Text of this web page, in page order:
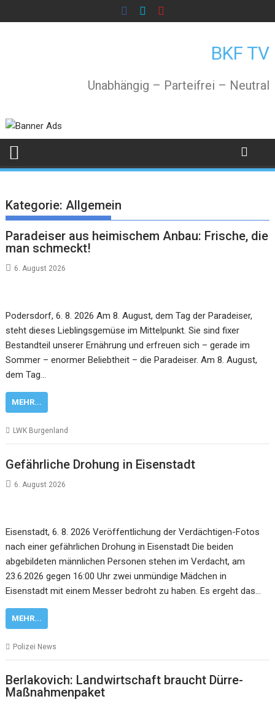
to
BKF TV
Unabhängig – Parteifrei – Neutral
Kategorie:Allgemein
Paradeiser aus heimischem Anbau: Frische, die
man schmeckt!
6. August 2026
Podersdorf, 6. 8. 2026 Am 8. August, dem Tag der Paradeiser,
steht dieses Lieblingsgemüse im Mittelpunkt. Sie sind fixer
Bestandteil unserer Ernährung und erfreuen sich – gerade im
Sommer – enormer Beliebtheit – die Paradeiser. Am 8. August,
dem Tag…
MEHR...
LWK Burgenland
Gefährliche Drohung in Eisenstadt
6. August 2026
Eisenstadt, 6. 8. 2026 Veröffentlichung der Verdächtigen-Fotos
nach einer gefährlichen Drohung in Eisenstadt Die beiden
abgebildeten männlichen Personen stehen im Verdacht, am
23.6.2026 gegen 16:00 Uhr zwei unmündige Mädchen in
Eisenstadt mit einem Messer bedroht zu haben. Es ergeht das…
MEHR...
Polizei News
Berlakovich: Landwirtschaft braucht Dürre-
Maßnahmenpaket